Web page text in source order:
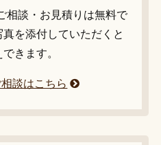
相談・お見積りは無料で
を添付していただくと
きます。
談はこちら